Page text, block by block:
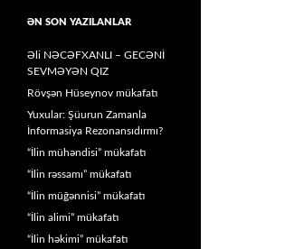
ƏN SON YAZILANLAR
Əli NƏCƏFXANLI – GECƏNİ
SEVMƏYƏN QIZ
Rövşən Hüseynov mükafatı
Yuxular: Şüurun Zamanla
İnformasiya Rezonansıdırmı?
“İlin mühəndisi” mükafatı
“İlin rəssamı” mükafatı
“İlin müğənnisi” mükafatı
“İlin alimi” mükafatı
“İlin həkimi” mükafatı